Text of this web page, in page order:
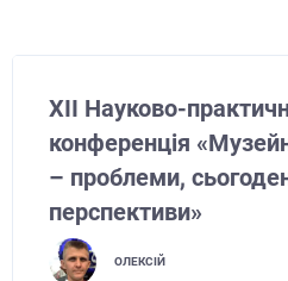
ХIІ Науково-
конференція
– проблеми,
перспективи»
ОЛЕКСІЙ